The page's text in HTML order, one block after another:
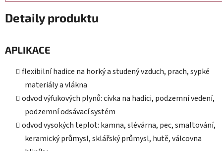
Detaily produktu
APLIKACE
flexibilní hadice na horký a studený vzduch, prach, sypké
materiály a vlákna
odvod výfukových plynů: cívka na hadici, podzemní vedení,
podzemní odsávací systém
odvod vysokých teplot: kamna, slévárna, pec, smaltování,
keramický průmysl, sklářský průmysl, hutě, válcovna